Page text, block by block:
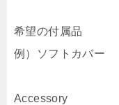
希望の付属品
例）ソフトカバー
Accessory